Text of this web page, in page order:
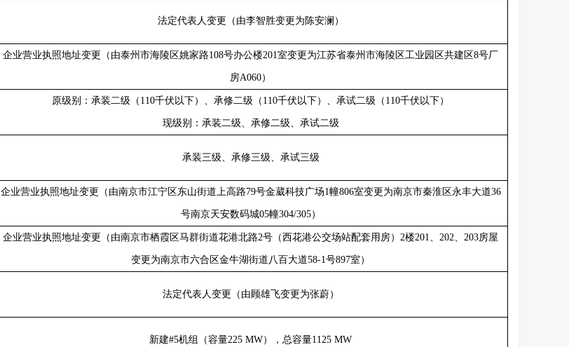
法定代表人变更（由李智胜变更为陈安澜）
企业营业执照地址变更（由泰州市海陵区姚家路108号办公楼201室变更为江苏省泰州市海陵区工业园区共建区8号厂
房A060）
原级别：承装二级（ 110千伏以下）、承修二级（ 110千伏以下）、承试二级（ 110千伏以下）
现级别：承装二级、承修二级、承试二级
承装三级、承修三级、承试三级
企业营业执照地址变更（由南京市江宁区东山街道上高路79号金葳科技广场1幢806室变更为南京市秦淮区永丰大道36
号南京天安数码城05幢304/305）
企业营业执照地址变更（由南京市栖霞区马群街道花港北路2号（西花港公交场站配套用房） 2楼201、 202、 203房屋
变更为南京市六合区金牛湖街道八百大道58-1号897室）
法定代表人变更（由顾雄飞变更为张蔚）
新建#5机组（容量225 MW），总容量1125 MW